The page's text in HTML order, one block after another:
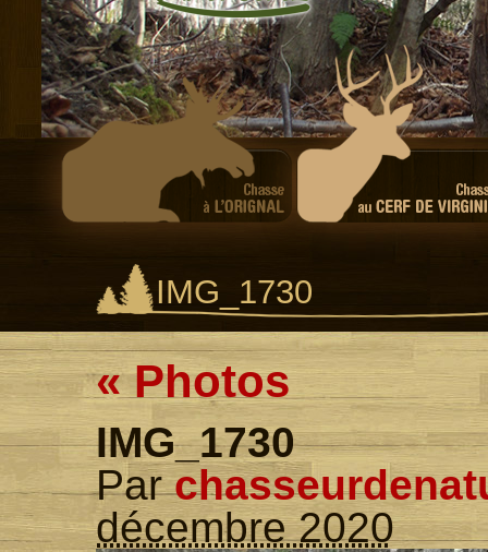
IMG_1730
«Photos
IMG_1730
Par
décembre 2020